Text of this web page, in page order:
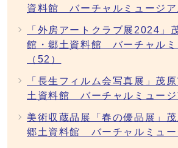
資料館 バーチャルミュージア
「外房アートクラブ展2024」
館・郷土資料館 バーチャルミ
（52）
「長生フィルム会写真展」茂
土資料館 バーチャルミュージ
美術収蔵品展「春の優品展」茂
郷土資料館 バーチャルミュー